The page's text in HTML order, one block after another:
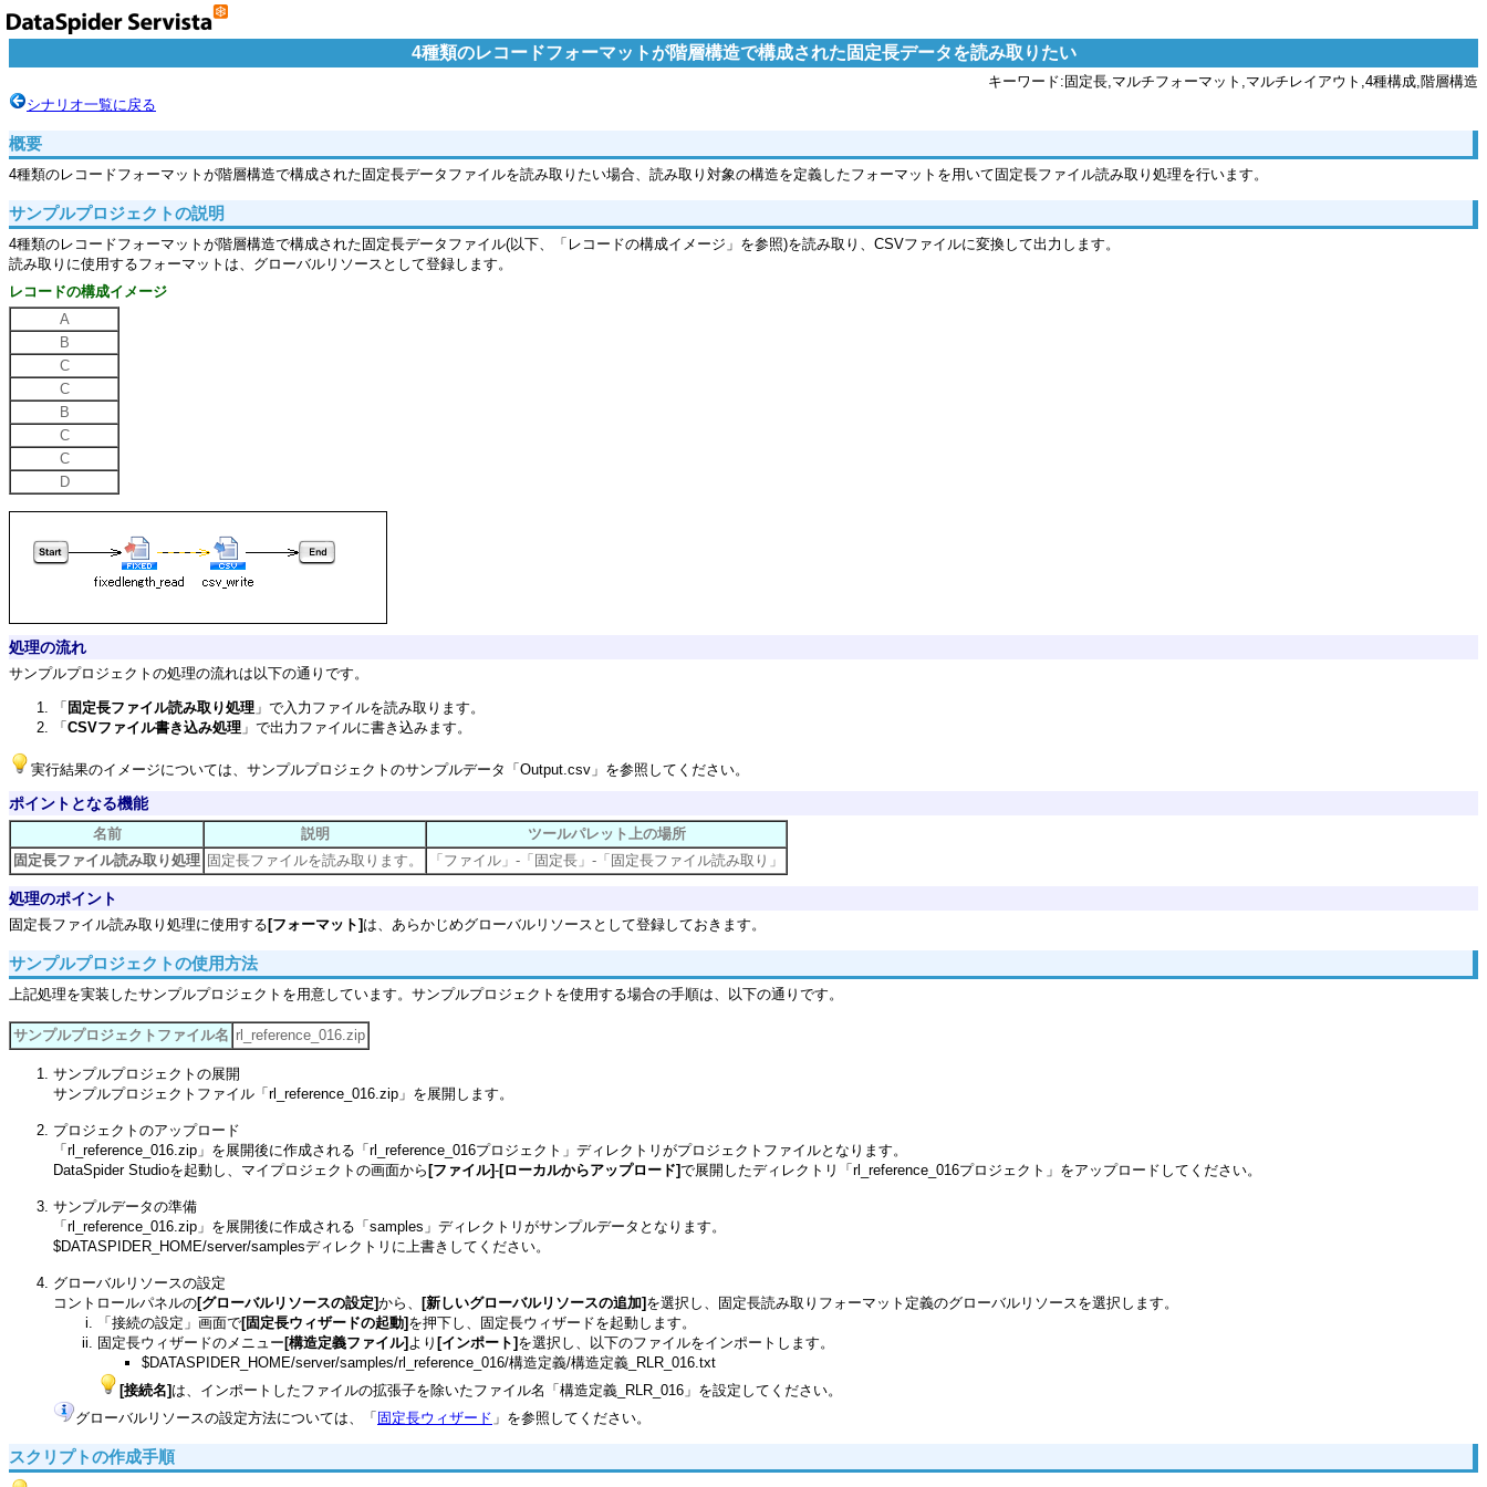
4種類のレコードフォーマットが階層構造で構成された固定長データを読み取りたい
キーワード:固定長,マルチフォーマット,マルチレイアウト,4種構成,階層構造
シナリオ一覧に戻る
概要
4種類のレコードフォーマットが階層構造で構成された固定長データファイルを読み取りたい場合、読み取り対象の構造を定義したフォーマットを用いて固定長ファイル読み取り処理を行います。
サンプルプロジェクトの説明
4種類のレコードフォーマットが階層構造で構成された固定長データファイル(以下、「レコードの構成イメージ」を参照)を読み取り、CSVファイルに変換して出力します。
読み取りに使用するフォーマットは、グローバルリソースとして登録します。
レコードの構成イメージ
A
B
C
C
B
C
C
D
処理の流れ
サンプルプロジェクトの処理の流れは以下の通りです。
「 固定長ファイル読み取り処理 」で入力ファイルを読み取ります。
「 CSVファイル書き込み処理 」で出力ファイルに書き込みます。
実行結果のイメージについては、サンプルプロジェクトのサンプルデータ「Output.csv」を参照してください。
ポイントとなる機能
名前 説明
ツールパレット上の場所
固定長ファイル読み取り処理 固定長ファイルを読み取ります。 「ファイル」-「固定長」-「固定長ファイル読み取り」
処理のポイント
固定長ファイル読み取り処理に使用する [フォーマット] は、あらかじめグローバルリソースとして登録しておきます。
サンプルプロジェクトの使用方法
上記処理を実装したサンプルプロジェクトを用意しています。サンプルプロジェクトを使用する場合の手順は、以下の通りです。
サンプルプロジェクトファイル名 rl_reference_016.zip
サンプルプロジェクトの展開
サンプルプロジェクトファイル「rl_reference_016.zip」を展開します。
プロジェクトのアップロード
「rl_reference_016.zip」を展開後に作成される「rl_reference_016プロジェクト」ディレクトリがプロジェクトファイルとなります。
DataSpider Studioを起動し、マイプロジェクトの画面から [ファイル]-[ローカルからアップロード]で展開したディレクトリ「rl_reference_016プロジェクト」をアップロードしてください。
サンプルデータの準備
「rl_reference_016.zip」を展開後に作成される「samples」ディレクトリがサンプルデータとなります。
$DATASPIDER_HOME/server/samplesディレクトリに上書きしてください。
グローバルリソースの設定
コントロールパネルの[グローバルリソースの設定]から、 [新しいグローバルリソースの追加] を選択し、固定長読み取りフォーマット定義のグローバルリソースを選択します。
「接続の設定」画面で[固定長ウィザードの起動] を押下し、固定長ウィザードを起動します。
固定長ウィザードのメニュー [構造定義ファイル] より [インポート] を選択し、以下のファイルをインポートします。
$DATASPIDER_HOME/server/samples/rl_reference_016/構造定義/構造定義_RLR_016.txt
[接続名] は、インポートしたファイルの拡張子を除いたファイル名「構造定義_RLR_016」を設定してください。
グローバルリソースの設定方法については、「 固定長ウィザード 」を参照してください。
スクリプトの作成手順